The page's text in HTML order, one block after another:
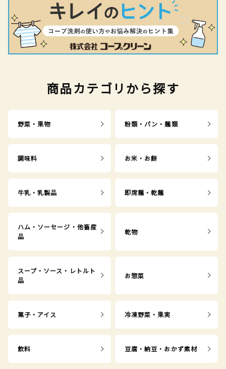
商品カテゴリから探す
野菜・果物 粉類・パン・麺類
調味料 お米・お餅
牛乳・乳製品 即席麺・乾麺
ハム・ソーセージ・他畜産
品
乾物
スープ・ソース・レトルト
品
お惣菜
菓子・アイス 冷凍野菜・果実
飲料 豆腐・納豆・おかず素材